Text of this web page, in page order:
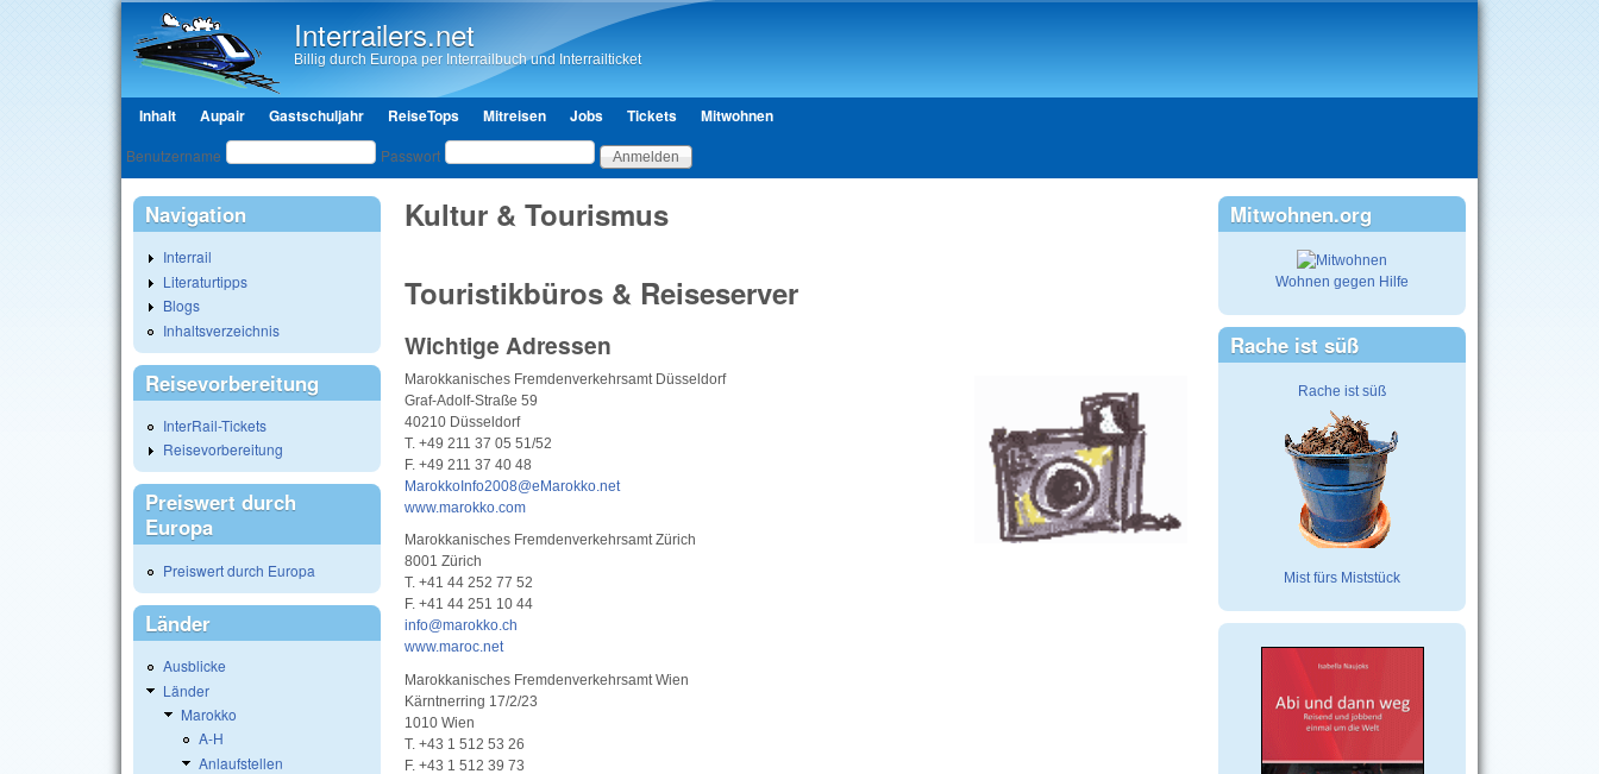
Interrailers.net
Billig durch Europa per Interrailbuch und Interrailticket
Hauptmenü
Inhalt Aupair Gastschuljahr ReiseTops Mitreisen Jobs Tickets Mitwohnen
Benutzeranmeldung
Benutzername Passwort
Kultur & Tourismus
Touristikbüros & Reiseserver
Wichtige Adressen
Marokkanisches Fremdenverkehrsamt Düsseldorf
Graf-Adolf-Straße 59
40210 Düsseldorf
T. +49 211 37 05 51/52
F. +49 211 37 40 48
MarokkoInfo2008@eMarokko.net
www.marokko.com
Marokkanisches Fremdenverkehrsamt Zürich
8001 Zürich
T. +41 44 252 77 52
F. +41 44 251 10 44
info@marokko.ch
www.maroc.net
Marokkanisches Fremdenverkehrsamt Wien
Kärntnerring 17/2/23
1010 Wien
T. +43 1 512 53 26
F. +43 1 512 39 73
Navigation
Interrail
Literaturtipps
Blogs
Inhaltsverzeichnis
Reisevorbereitung
InterRail-Tickets
Reisevorbereitung
Preiswert durch
Europa
Preiswert durch Europa
Länder
Ausblicke
Länder
Marokko
A-H
Anlaufstellen
Mitwohnen.org
Wohnen gegen Hilfe
Rache ist süß
Rache ist süß
Mist fürs Miststück